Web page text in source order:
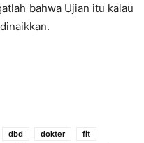
bahwa Ujian itu kalau
dbd dokter
fit